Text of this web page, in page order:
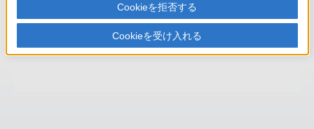
Cookieを拒否する
Cookieを受け入れる